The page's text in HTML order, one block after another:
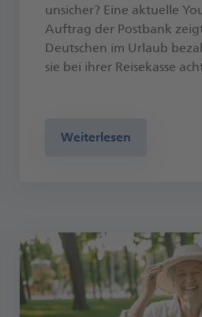
unsicher? Eine aktuelle
Auftrag der Postbank
Deutschen im Urlaub
sie bei ihrer Reisekasse
Weiterlesen